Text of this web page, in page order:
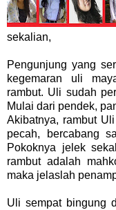
sekalian,
Pengunjung yang
kegemaran uli
rambut. Uli sudah
Mulai dari pendek,
Akibatnya, rambut
pecah, bercabang
Pokoknya jelek
rambut adalah
maka jelaslah
Uli sempat bingung